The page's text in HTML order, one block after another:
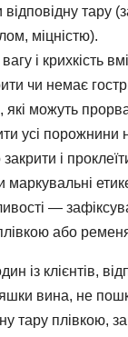
відповідну тару
міцністю).
і крихкість
чи немає
які можуть
усі порожнини
і
маркувальні
—
або
із клієнтів,
вина, не
тару плівкою,